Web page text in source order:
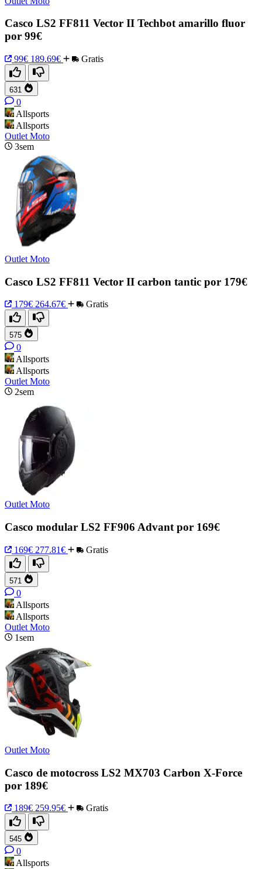
Casco LS2 FF811 Vector II Techbot amarillo fluor
por 99€
99€ 189.69€ Gratis
631
0
Allsports
Allsports
Outlet Moto
3sem
Outlet Moto
Casco LS2 FF811 Vector II carbon tantic por 179€
179€ 264.67€ Gratis
575
0
Allsports
Allsports
Outlet Moto
2sem
Outlet Moto
Casco modular LS2 FF906 Advant por 169€
169€ 277.81€ Gratis
571
0
Allsports
Allsports
Outlet Moto
1sem
Outlet Moto
Casco de motocross LS2 MX703 Carbon X-Force
por 189€
189€ 259.95€ Gratis
545
0
Allsports